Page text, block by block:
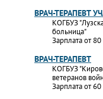
ВРАЧ-ТЕРАПЕВТ
КОГБУЗ
больница"
Зарплата от
ВРАЧ-ТЕРАПЕВТ
КОГБУЗ
ветеранов
Зарплата от